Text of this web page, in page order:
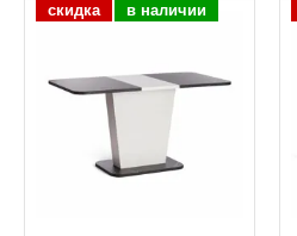
скидка в наличии